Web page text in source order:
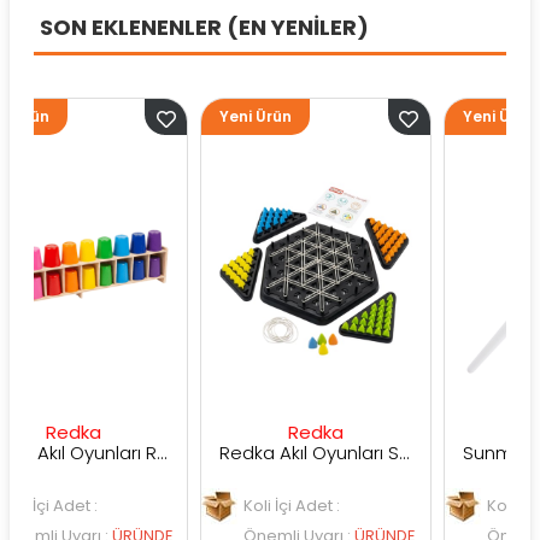
SON EKLENENLER (EN YENİLER)
Redka Akıl Oyunları Renk Dedektifi Oyunu
Redka Akıl Oyunları Strateji Üçgeni Oyunu
Koli İçi Adet :
Yeni Ürün
Koli İçi Adet :
Yeni Ürün